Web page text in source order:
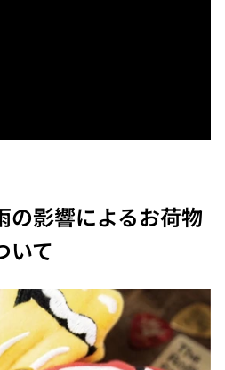
の影響によるお荷物
いて